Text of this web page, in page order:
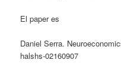
El paper es
Daniel Serra.
‌halshs-02160907